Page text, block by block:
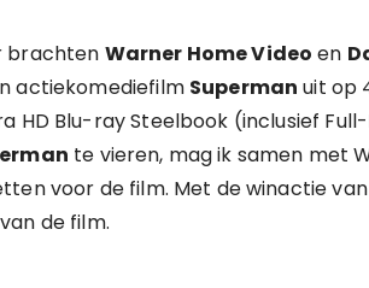
brachten Warner Home Video en
actiekomediefilm Superman uit op
HD Blu-ray Steelbook (inclusief
te vieren, mag ik samen met
voor de film. Met de winactie van
de film.